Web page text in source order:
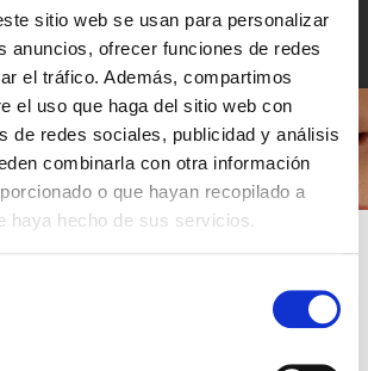
sitio web se usan para personalizar
anuncios, ofrecer funciones de redes
el tráfico. Además, compartimos
el uso que haga del sitio web con
de redes sociales, publicidad y análisis
combinarla con otra información
o que hayan recopilado a
haya hecho de sus servicios.
FABRICADA EN ESPAÑA
fabricadas en España artesanalmente.
eterna
primera